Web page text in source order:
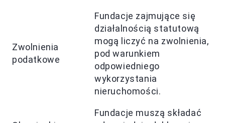
Zwolnienia
podatkowe
Fundacje zajmujące się
działalnością statutową
mogą liczyć na zwolnienia,
pod warunkiem
odpowiedniego
wykorzystania
nieruchomości.
Fundacje muszą składać